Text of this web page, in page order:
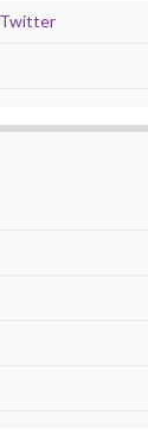
Twitter